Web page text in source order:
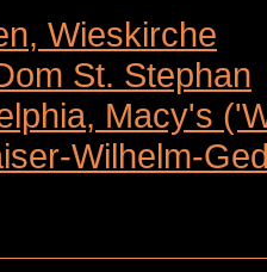
Wieskirche
St. Stephan
Macy's
Wilhelm-